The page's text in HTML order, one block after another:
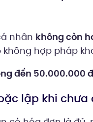
nhân không còn
hợp pháp
đến 50.000.000
lập khi chưa